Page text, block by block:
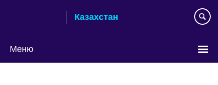
Казахстан
Меню